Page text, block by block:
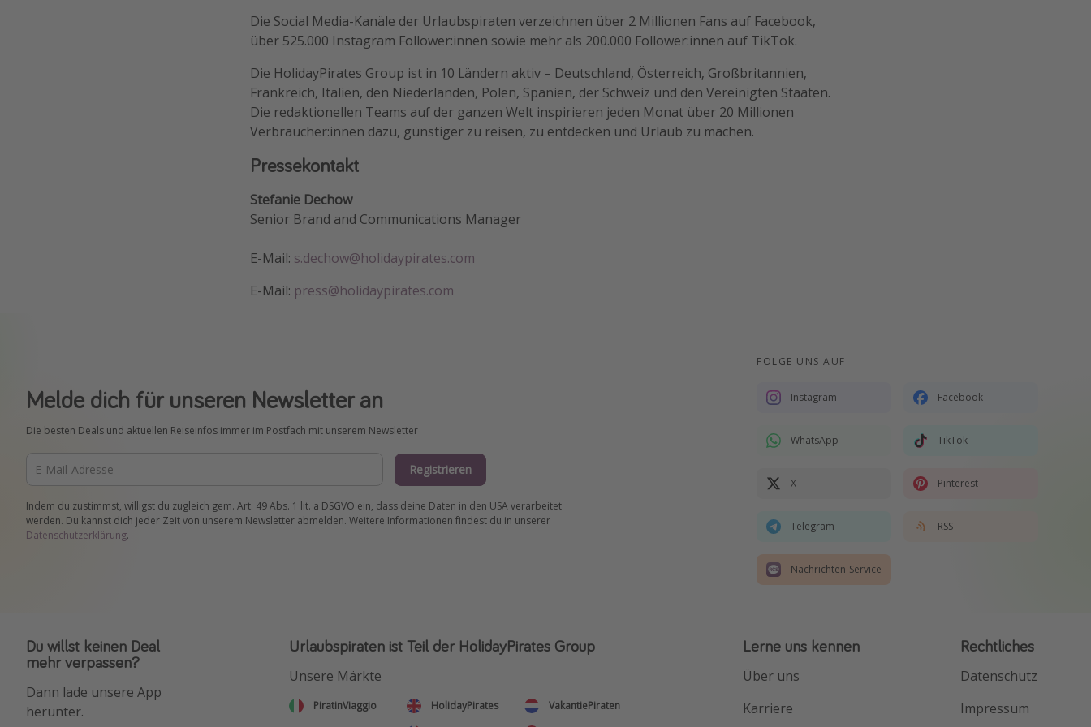
Die Social Media-Kanäle der Urlaubspiraten verzeichnen über 2 Millionen Fans auf Facebook,
über 525.000 Instagram Follower:innen sowie mehr als 200.000 Follower:innen auf TikTok.
Die HolidayPirates Group ist in 10 Ländern aktiv – Deutschland, Österreich, Großbritannien,
Frankreich, Italien, den Niederlanden, Polen, Spanien, der Schweiz und den Vereinigten Staaten.
Die redaktionellen Teams auf der ganzen Welt inspirieren jeden Monat über 20 Millionen
Verbraucher:innen dazu, günstiger zu reisen, zu entdecken und Urlaub zu machen.
Pressekontakt
Stefanie Dechow
Senior Brand and Communications Manager
E-Mail: s.dechow@holidaypirates.com
E-Mail: press@holidaypirates.com
Melde dich für unseren Newsletter an
Die besten Deals und aktuellen Reiseinfos immer im Postfach mit unserem Newsletter
Registrieren
Indem du zustimmst, willigst du zugleich gem. Art. 49 Abs. 1 lit. a DSGVO ein, dass deine Daten in den USA verarbeitet
werden. Du kannst dich jeder Zeit von unserem Newsletter abmelden. Weitere Informationen findest du in unserer
Datenschutzerklärung.
FOLGE UNS AUF
Instagram Facebook
WhatsApp TikTok
X Pinterest
Telegram RSS
Nachrichten-Service
Du willst keinen Deal
mehr verpassen?
Dann lade unsere App
herunter.
Urlaubspiraten ist Teil der HolidayPirates Group
Unsere Märkte
PiratinViaggio HolidayPirates
VakantiePiraten
Lerne uns kennen
Über uns
Karriere
Rechtliches
Datenschutz
Impressum